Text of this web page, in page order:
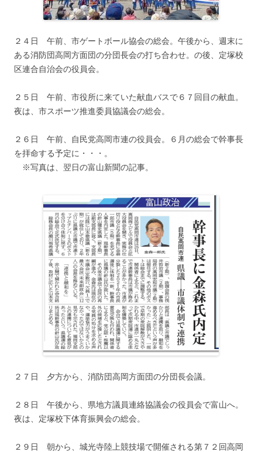
２４日 午前、市ゲートボール協会の総会。午後から、週末に
ある消防団高岡方面団の分団長会の打ち合わせ。の後、定塚校
区連合自治会の役員会。
２５日 午前、市役所に来ていた献血バスで６７回目の献血。
夜は、市スポーツ推進委員協議会の総会。
２６日 午前、自民党高岡市連の役員会。６月の総会で幹事長
を拝命する予定に・・・。
※写真は、翌日の富山新聞の記事。
２７日 夕方から、消防団高岡方面団の分団長会議。
２８日 午後から、県地方議員連絡協議会の役員会で富山へ。
夜は、定塚校下体育振興会の総会。
２９日 朝から、城光寺陸上競技場で開催される第７２回高岡